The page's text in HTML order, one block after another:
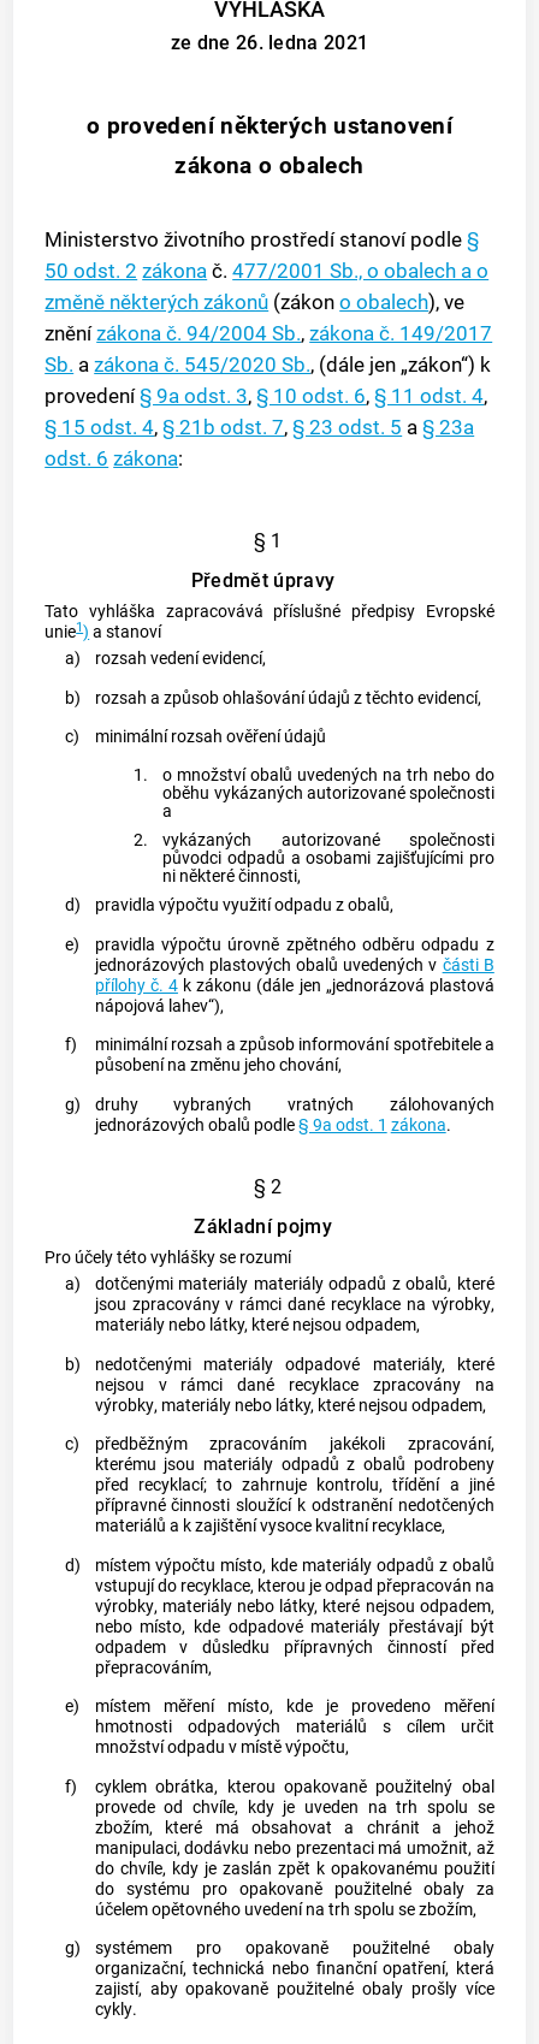
VYHLÁŠKA
ze dne 26. ledna 2021
o provedení některých ustanovení
zákona o obalech
Ministerstvo životního prostředí stanoví podle§
50 odst. 2 zákona č.477/2001 Sb., o obalech a o
změně některých zákonů (zákono obalech), ve
zněnízákona č. 94/2004 Sb.,zákona č. 149/2017
Sb. azákona č. 545/2020 Sb., (dále jen „zákon“) k
provedení§ 9a odst. 3,§ 10 odst. 6,§ 11 odst. 4,
§ 15 odst. 4,§ 21b odst. 7,§ 23 odst. 5 a§ 23a
odst. 6 zákona:
§ 1
Předmět úpravy
Tato vyhláška zapracovává příslušné předpisy Evropské
unie1) a stanoví
a)
rozsah vedení evidencí,
b)
rozsah a způsob ohlašování údajů z těchto evidencí,
c)
minimální rozsah ověření údajů
1.
o množstvíobalů uvedených na trh nebo do
oběhu vykázaných autorizované společnosti
a
2.
vykázaných autorizované společnosti
původci odpadů a osobami zajišťujícími pro
ni některé činnosti,
d)
pravidla výpočtu využití odpadu zobalů,
e)
pravidla výpočtu úrovně zpětného odběru odpadu z
jednorázových plastovýchobalů uvedených v části B
přílohy č. 4k zákonu (dále jen „jednorázová plastová
nápojová lahev“),
f)
minimální rozsah a způsob informováníspotřebitelea
působení na změnu jeho chování,
g)
druhy vybraných vratných zálohovaných
jednorázových obalů podle§ 9a odst. 1 zákona.
§ 2
Základní pojmy
Pro účely této vyhlášky se rozumí
a)
dotčenými materiály materiály odpadů zobalů, které
jsou zpracovány v rámci dané recyklace na výrobky,
materiály nebo látky, které nejsou odpadem,
b)
nedotčenými materiályodpadové materiály, které
nejsou v rámci dané recyklace zpracovány na
výrobky, materiály nebo látky, které nejsou odpadem,
c)
předběžným zpracováním jakékoli zpracování,
kterému jsou materiály odpadů zobalů podrobeny
před recyklací; to zahrnuje kontrolu, třídění a jiné
přípravné činnosti sloužící k odstranění nedotčených
materiálů a k zajištění vysoce kvalitní recyklace,
d)
místem výpočtu místo, kde materiály odpadů z obalů
vstupují do recyklace, kterou je odpad přepracován na
výrobky, materiály nebo látky, které nejsou odpadem,
nebo místo, kde odpadové materiály přestávají být
odpadem v důsledku přípravných činností před
přepracováním,
e)
místem měření místo, kde je provedeno měření
hmotnosti odpadových materiálů s cílem určit
množství odpadu v místě výpočtu,
f)
cyklemobrátka, kterou opakovaně použitelný obal
provede od chvíle, kdy je uveden na trh spolu se
zbožím, které má obsahovat a chránit a jehož
manipulaci, dodávku nebo prezentaci má umožnit, až
do chvíle, kdy je zaslán zpět k opakovanému použití
do systému pro opakovaně použitelné obalyza
účelem opětovného uvedení na trh spolu se zbožím,
g)
systémem pro opakovaně použitelné obaly
organizační, technická nebo finanční opatření, která
zajistí, aby opakovaně použitelnéobaly prošly více
cykly.